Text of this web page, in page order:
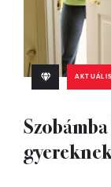
AKTUÁLIS